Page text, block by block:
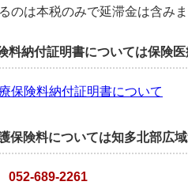
のは本税のみで延滞金は含みま
料納付証明書については保険医
保険料納付証明書について
保険料については知多北部広
052-689-2261